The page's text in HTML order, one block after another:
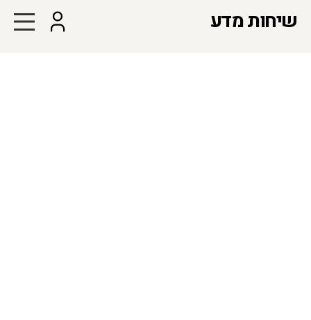
שיחות מדע